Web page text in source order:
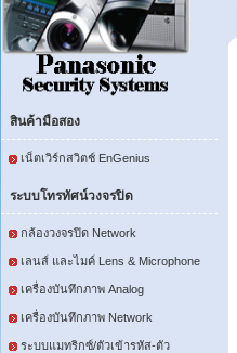
สินค้ามือสอง
เน็ตเวิร์กสวิตช์ EnGenius
ระบบโทรทัศน์วงจรปิด
กล้องวงจรปิด Network
เลนส์ และไมค์ Lens & Microphone
เครื่องบันทึกภาพ Analog
เครื่องบันทึกภาพ Network
ระบบแมทริกซ์/ตัวเข้ารหัส-ตัว